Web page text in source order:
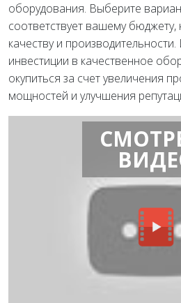
оборудования. Выберите
соответствует вашему
качеству и
инвестиции в качественное
окупиться за счет увеличения
мощностей и улучшения